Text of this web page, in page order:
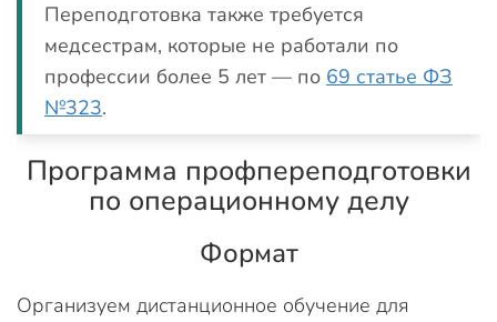
Переподготовка также требуется
медсестрам, которые не работали по
профессии более 5 лет — по 69 статье ФЗ
№323.
Программа профпереподготовки
по операционному делу
Формат
Организуем дистанционное обучение для